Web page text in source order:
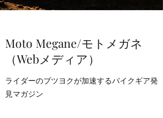
Moto Megane/モトメガネ
（Webメディア）
ライダーのブツヨクが加速するバイクギア発
見マガジン